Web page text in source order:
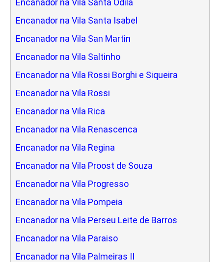
Encanador na Vila Santa Isabel
Encanador na Vila San Martin
Encanador na Vila Saltinho
Encanador na Vila Rossi Borghi e Siqueira
Encanador na Vila Rossi
Encanador na Vila Rica
Encanador na Vila Renascenca
Encanador na Vila Regina
Encanador na Vila Proost de Souza
Encanador na Vila Progresso
Encanador na Vila Pompeia
Encanador na Vila Perseu Leite de Barros
Encanador na Vila Paraiso
Encanador na Vila Palmeiras II